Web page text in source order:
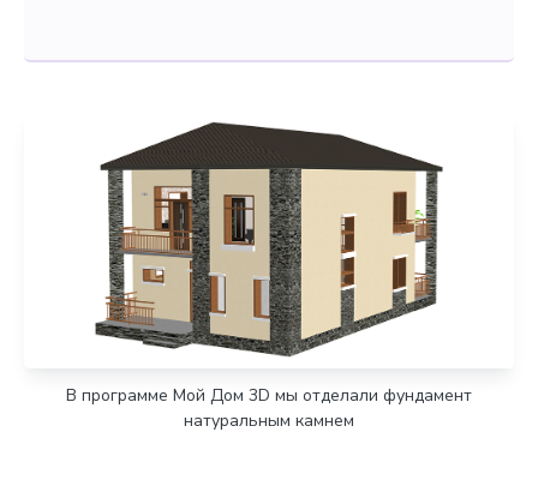
В программе Мой Дом 3D мы отделали фундамент
натуральным камнем